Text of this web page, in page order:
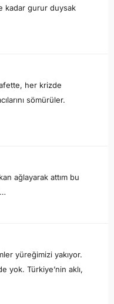
kadar gurur duysak
her krizde
sömürüler.
ağlayarak attım bu
yüreğimizi yakıyor.
yok. Türkiye’nin aklı,